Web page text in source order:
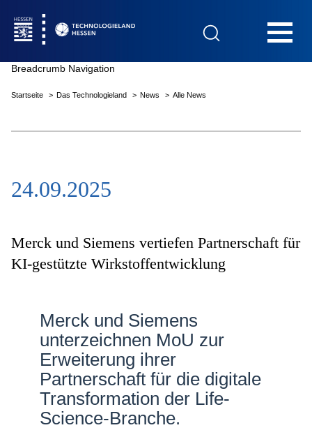
Das Technologieland
Innovationsfelder
Netzwerke
Breadcrumb Navigation
Startseite Das Technologieland News Alle News
24.09.2025
Merck und Siemens vertiefen Partnerschaft für
KI-gestützte Wirkstoffentwicklung
Merck und Siemens
unterzeichnen MoU zur
Erweiterung ihrer
Partnerschaft für die digitale
Transformation der Life-
Science-Branche.